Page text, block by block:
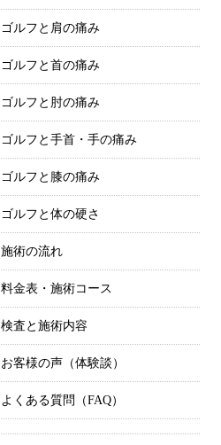
ゴルフと肩の痛み
ゴルフと首の痛み
ゴルフと肘の痛み
ゴルフと手首・手の痛み
ゴルフと膝の痛み
ゴルフと体の硬さ
施術の流れ
料金表・施術コース
検査と施術内容
お客様の声（体験談）
よくある質問（FAQ）